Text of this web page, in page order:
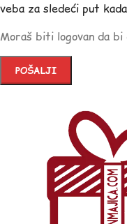
veba za sledeći put
Moraš biti logovan da bi